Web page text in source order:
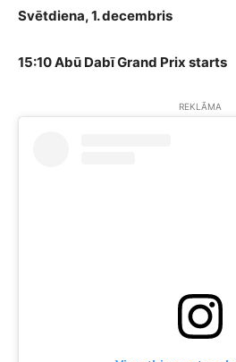
Svētdiena, 1. decembris
15:10 Abū Dabī Grand Prix starts
REKLĀMA